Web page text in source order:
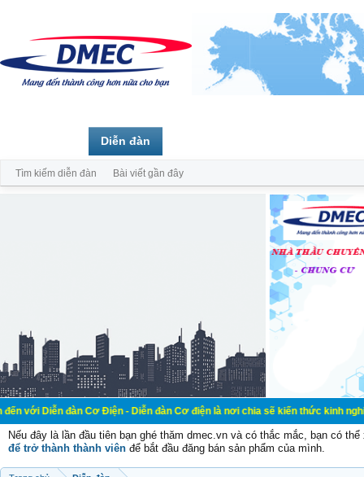
đàn Cơ Điện - Diễn đàn Cơ điện là nơi chia sẽ kiến thức kinh nghiệm
Nếu đây là lần đầu tiên bạn ghé thăm dmec.vn và có thắc mắc, bạn có
để trở thành thành viên để bắt đầu đăng bán sản phẩm của mình.
Diễn đàn
Tìm kiếm diễn đàn Bài viết gần đây